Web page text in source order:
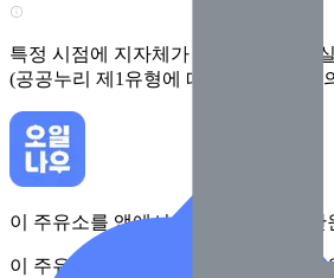
특정 시점에 지자체가 수집한 정보로
(공공누리 제1유형에 따라 행정안전부
이 주유소를 앱에서 확인하고 최대 1만
이 주유소를 앱에서 확인하고 최대 1만